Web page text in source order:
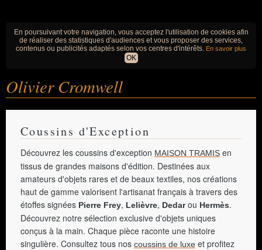
En poursuivant votre navigation, vous acceptez l'utilisation de cookies afin
de réaliser des statistiques d'audiences et vous proposer des services,
contenus ou publicités adaptés selon vos centres d'intérêts. En savoir plus
OK
Olivier Cromwell
Coussins d'Exception
Découvrez les coussins d'exception MAISON TRAMIS en
tissus de grandes maisons d'édition. Destinées aux
amateurs d'objets rares et de beaux textiles, nos créations
haut de gamme valorisent l'artisanat français à travers des
étoffes signées Pierre Frey, Lelièvre, Dedarou Hermès.
Découvrez notre sélection exclusive d'objets uniques
conçus à la main. Chaque pièce raconte une histoire
singulière. Consultez tous nos coussins de luxe et profitez